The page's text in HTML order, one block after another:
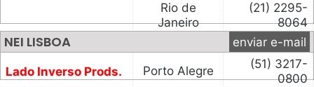
Rio de
Janeiro
(21) 2295-
8064
NEI LISBOA enviar e-mail
Lado Inverso Prods. Porto Alegre
(51) 3217-
0800